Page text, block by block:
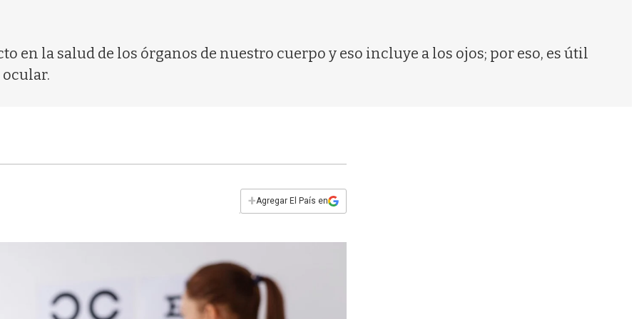
en la salud de los órganos de nuestro cuerpo y eso incluye a los ojos; por eso, es útil
+Agregar El País en